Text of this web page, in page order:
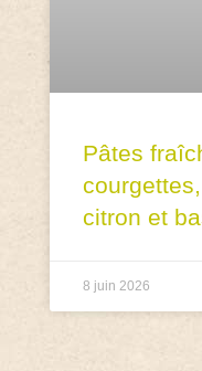
Pâtes
citron et
8 juin 2026